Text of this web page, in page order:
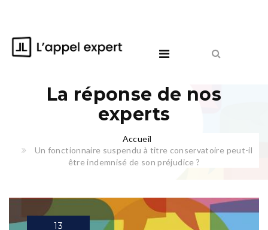
La réponse de nos
experts
Accueil
Un fonctionnaire suspendu à titre conservatoire peut-il
être indemnisé de son préjudice ?
13